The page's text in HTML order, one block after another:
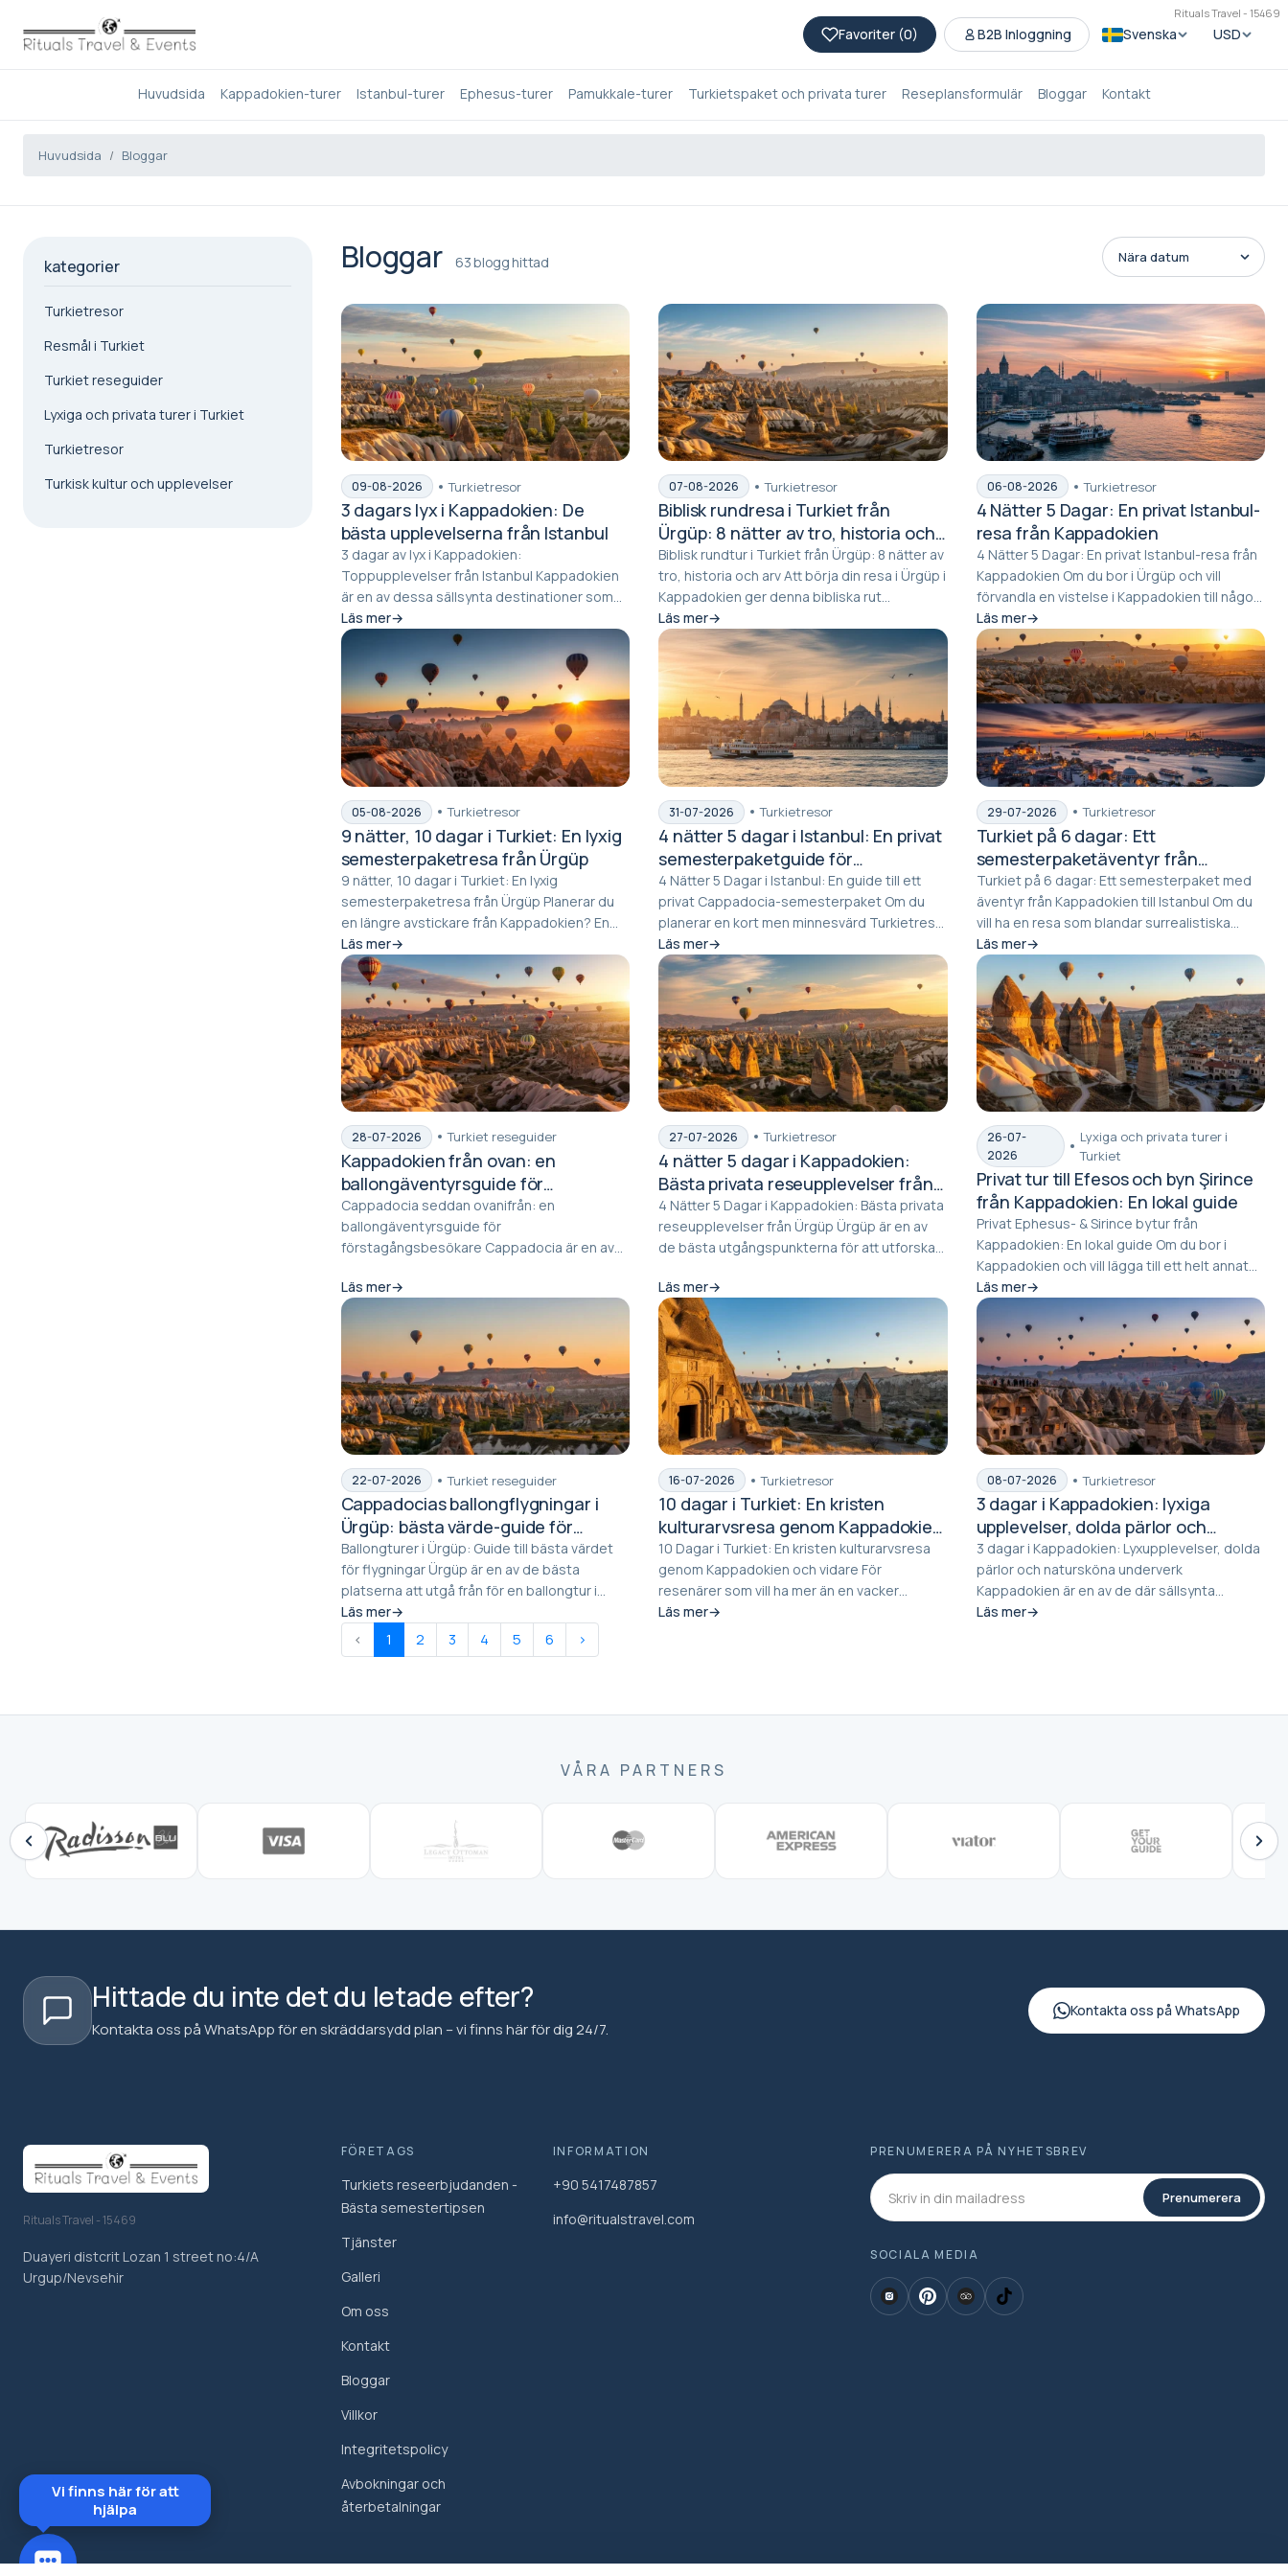
Rituals Travel - 15469
Favoriter (0) B2B Inloggning Svenska USD
Huvudsida Kappadokien-turer Istanbul-turer Ephesus-turer Pamukkale-turer Turkietspaket och privata turer Reseplansformulär Bloggar Kontakt
Huvudsida Bloggar
kategorier
Turkietresor
Resmål i Turkiet
Turkiet reseguider
Lyxiga och privata turer i Turkiet
Turkietresor
Turkisk kultur och upplevelser
Bloggar 63 blogg hittad
09-08-2026 Turkietresor
3 dagars lyx i Kappadokien: De
bästa upplevelserna från Istanbul
3 dagar av lyx i Kappadokien:
Toppupplevelser från Istanbul Kappadokien
är en av dessa sällsynta destinationer som
känns både filmisk o...
Läs mer
07-08-2026 Turkietresor
Biblisk rundresa i Turkiet från
Ürgüp: 8 nätter av tro, historia och
kulturarv
Biblisk rundtur i Turkiet från Ürgüp: 8 nätter av
tro, historia och arv Att börja din resa i Ürgüp i
Kappadokien ger denna bibliska rut...
Läs mer
06-08-2026 Turkietresor
4 Nätter 5 Dagar: En privat Istanbul-
resa från Kappadokien
4 Nätter 5 Dagar: En privat Istanbul-resa från
Kappadokien Om du bor i Ürgüp och vill
förvandla en vistelse i Kappadokien till något
än...
Läs mer
05-08-2026 Turkietresor
9 nätter, 10 dagar i Turkiet: En lyxig
semesterpaketresa från Ürgüp
9 nätter, 10 dagar i Turkiet: En lyxig
semesterpaketresa från Ürgüp Planerar du
en längre avstickare från Kappadokien? En
10-dagars res...
Läs mer
31-07-2026 Turkietresor
4 nätter 5 dagar i Istanbul: En privat
semesterpaketguide för
Kappadokien
4 Nätter 5 Dagar i Istanbul: En guide till ett
privat Cappadocia-semesterpaket Om du
planerar en kort men minnesvärd Turkietresa
från Ü...
Läs mer
29-07-2026 Turkietresor
Turkiet på 6 dagar: Ett
semesterpaketäventyr från
Kappadokien till Istanbul
Turkiet på 6 dagar: Ett semesterpaket med
äventyr från Kappadokien till Istanbul Om du
vill ha en resa som blandar surrealistiska
lands...
Läs mer
28-07-2026 Turkiet reseguider
Kappadokien från ovan: en
ballongäventyrsguide för
förstagångsbesökare
Cappadocia seddan ovanifrån: en
ballongäventyrsguide för
förstagångsbesökare Cappadocia är en av
Läs mer
27-07-2026 Turkietresor
4 nätter 5 dagar i Kappadokien:
Bästa privata reseupplevelser från
Ürgüp
4 Nätter 5 Dagar i Kappadokien: Bästa privata
reseupplevelser från Ürgüp Ürgüp är en av
de bästa utgångspunkterna för att utforska
Läs mer
26-07-
2026
Lyxiga och privata turer i
Turkiet
Privat tur till Efesos och byn Şirince
från Kappadokien: En lokal guide
Privat Ephesus- & Sirince bytur från
Kappadokien: En lokal guide Om du bor i
Kappadokien och vill lägga till ett helt annat
lager till...
Läs mer
22-07-2026 Turkiet reseguider
Cappadocias ballongflygningar i
Ürgüp: bästa värde-guide för
flygningen
Ballongturer i Ürgüp: Guide till bästa värdet
för flygningar Ürgüp är en av de bästa
platserna att utgå från för en ballongtur i
Kappad...
Läs mer
16-07-2026 Turkietresor
10 dagar i Turkiet: En kristen
kulturarvsresa genom Kappadokien
och vidare
10 Dagar i Turkiet: En kristen kulturarvsresa
genom Kappadokien och vidare För
resenärer som vill ha mer än en vacker
semester erbjuder...
Läs mer
08-07-2026 Turkietresor
3 dagar i Kappadokien: lyxiga
upplevelser, dolda pärlor och
natursköna underverk
3 dagar i Kappadokien: Lyxupplevelser, dolda
pärlor och natursköna underverk
Kappadokien är en av de där sällsynta
platserna där landsk...
Läs mer
‹ 1 2 3 4 5 6 ›
VÅRA PARTNERS
Hittade du inte det du letade efter?
Kontakta oss på WhatsApp för en skräddarsydd plan – vi finns här för dig 24/7.
Kontakta oss på WhatsApp
Rituals Travel - 15469
Duayeri distcrit Lozan 1 street no:4/A
Urgup/Nevsehir
FÖRETAGS
Turkiets reseerbjudanden -
Bästa semestertipsen
Tjänster
Galleri
Om oss
Kontakt
Bloggar
Villkor
Integritetspolicy
Avbokningar och
återbetalningar
INFORMATION
+90 5417487857
info@ritualstravel.com
PRENUMERERA PÅ NYHETSBREV
Prenumerera
SOCIALA MEDIA
Vi finns här för att
hjälpa